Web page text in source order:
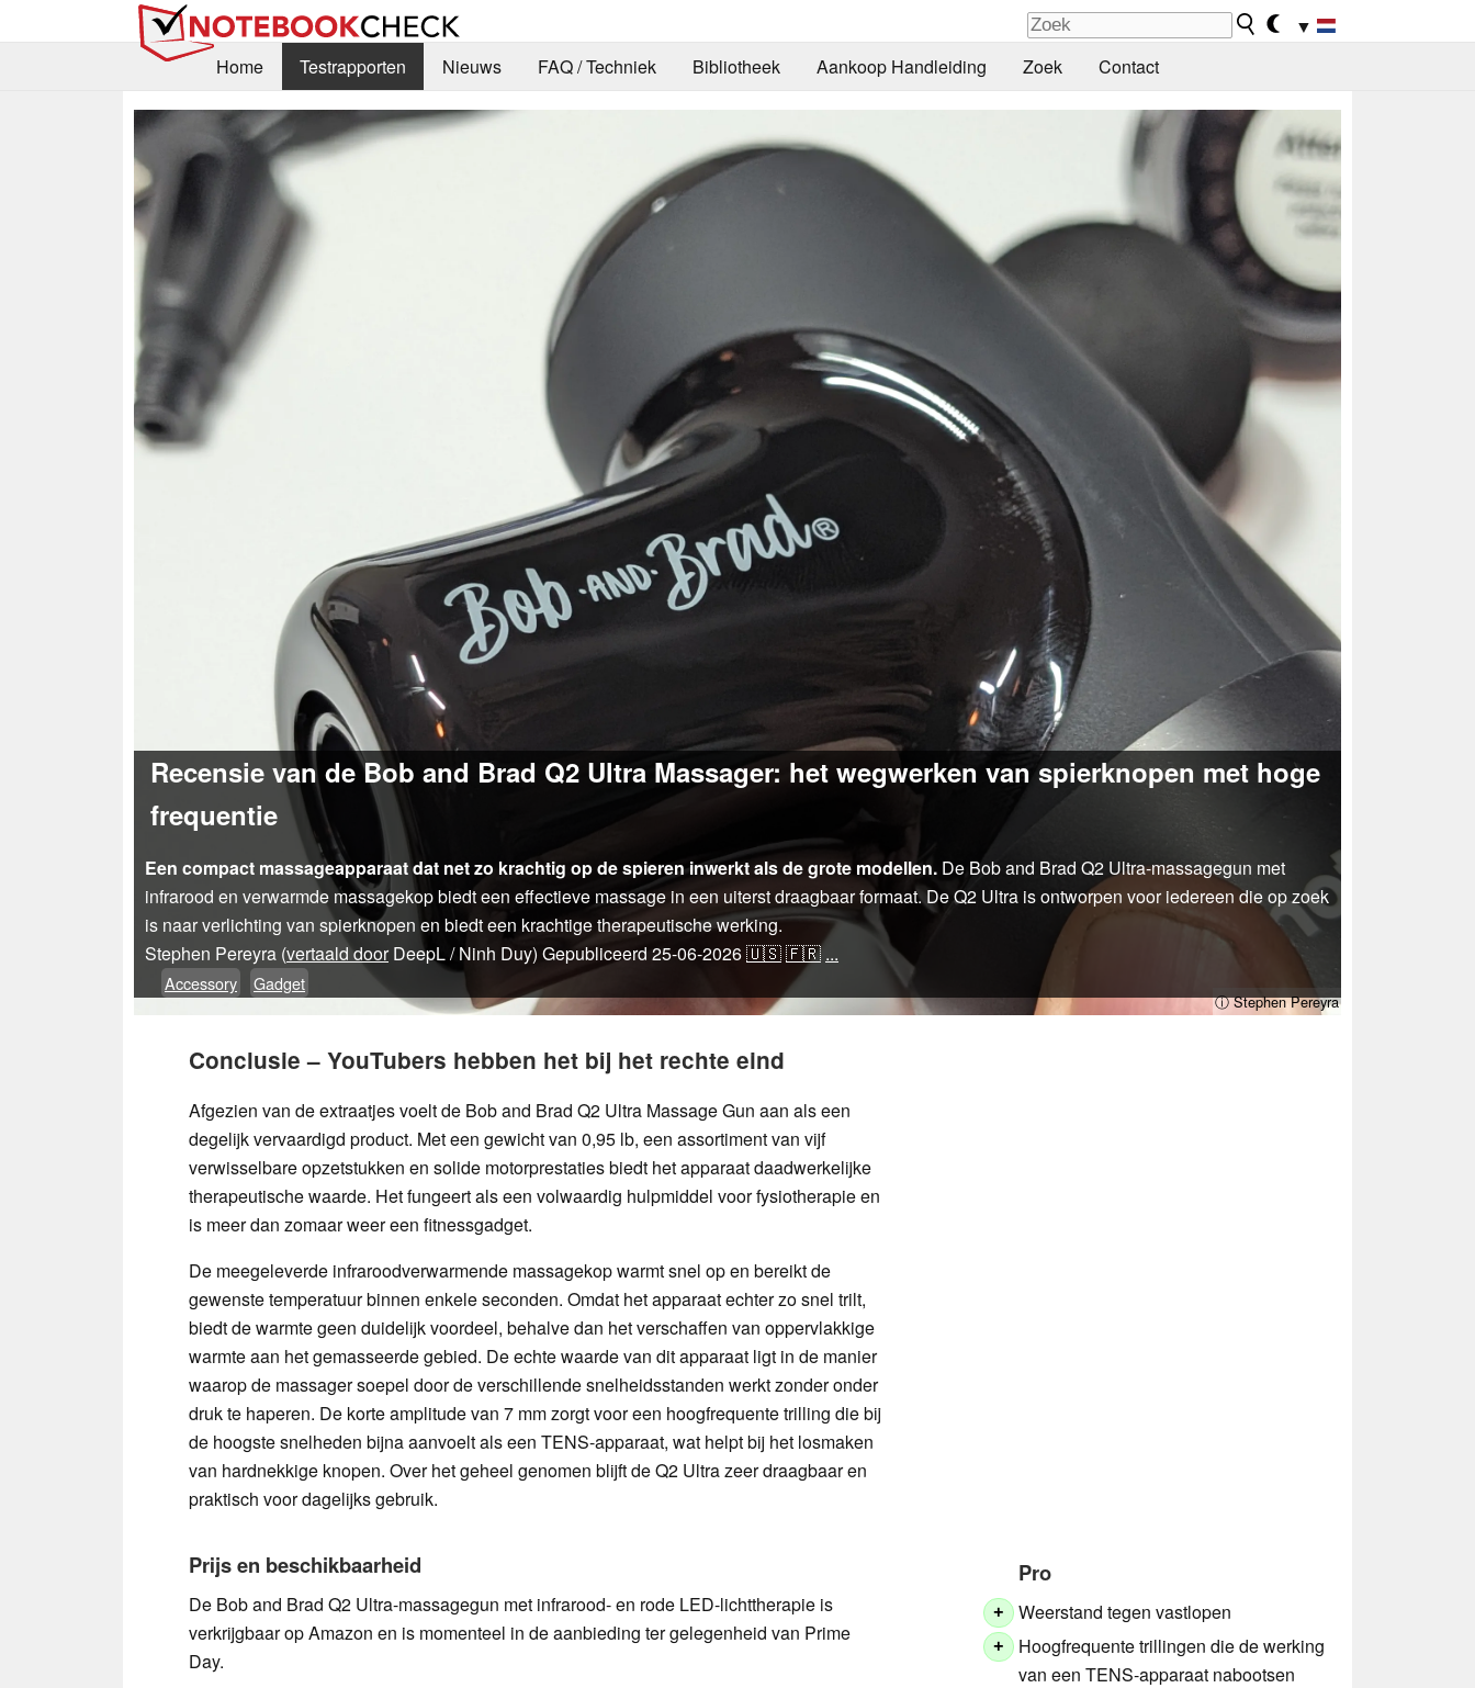
▼
Home
Testrapporten Nieuws FAQ / Techniek Bibliotheek Aankoop Handleiding Zoek Contact
ⓘ Stephen Pereyra
Recensie van de Bob and Brad Q2 Ultra Massager: het wegwerken van spierknopen met hoge
frequentie
Een compact massageapparaat dat net zo krachtig op de spieren inwerkt als de grote modellen. De Bob and Brad Q2 Ultra-massagegun met
infrarood en verwarmde massagekop biedt een effectieve massage in een uiterst draagbaar formaat. De Q2 Ultra is ontworpen voor iedereen die op zoek
is naar verlichting van spierknopen en biedt een krachtige therapeutische werking.
Stephen Pereyra (vertaald doorDeepL / Ninh Duy) Gepubliceerd 25-06-2026🇺🇸🇫🇷 ...
Accessory Gadget
Conclusie – YouTubers hebben het bij het rechte eind
Afgezien van de extraatjes voelt de Bob and Brad Q2 Ultra Massage Gun aan als een
degelijk vervaardigd product. Met een gewicht van 0,95 lb, een assortiment van vijf
verwisselbare opzetstukken en solide motorprestaties biedt het apparaat daadwerkelijke
therapeutische waarde. Het fungeert als een volwaardig hulpmiddel voor fysiotherapie en
is meer dan zomaar weer een fitnessgadget.
De meegeleverde infraroodverwarmende massagekop warmt snel op en bereikt de
gewenste temperatuur binnen enkele seconden. Omdat het apparaat echter zo snel trilt,
biedt de warmte geen duidelijk voordeel, behalve dan het verschaffen van oppervlakkige
warmte aan het gemasseerde gebied. De echte waarde van dit apparaat ligt in de manier
waarop de massager soepel door de verschillende snelheidsstanden werkt zonder onder
druk te haperen. De korte amplitude van 7 mm zorgt voor een hoogfrequente trilling die bij
de hoogste snelheden bijna aanvoelt als een TENS-apparaat, wat helpt bij het losmaken
van hardnekkige knopen. Over het geheel genomen blijft de Q2 Ultra zeer draagbaar en
praktisch voor dagelijks gebruik.
Pro
+ Weerstand tegen vastlopen
+
Hoogfrequente trillingen die de werking
van een TENS-apparaat nabootsen
Prijs en beschikbaarheid
De Bob and Brad Q2 Ultra-massagegun met infrarood- en rode LED-lichttherapie is
verkrijgbaar op Amazon en is momenteel in de aanbieding ter gelegenheid van Prime
Day.